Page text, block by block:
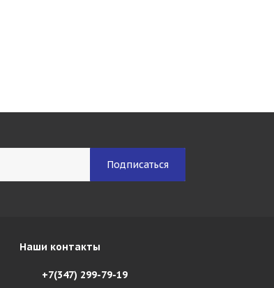
Наши контакты
+7(347) 299-79-19